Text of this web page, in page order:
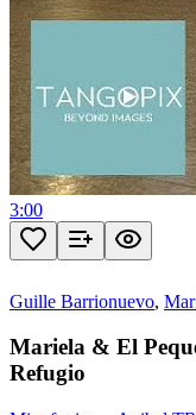
3:00
Guille Barrionuevo,
Mariela & El
Refugio